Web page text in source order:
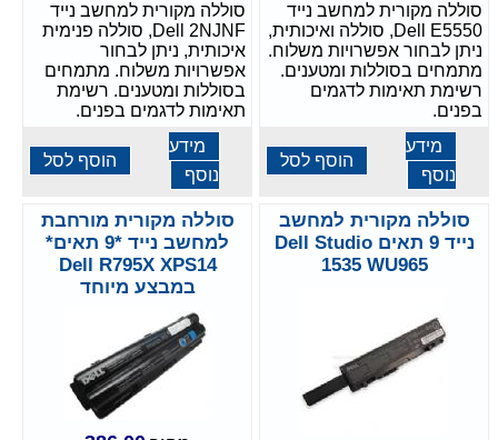
סוללה מקורית למחשב נייד
Dell E5550, סוללה ואיכותית,
ניתן לבחור אפשרויות משלוח.
מתמחים בסוללות ומטענים.
רשימת תאימות לדגמים
בפנים.
מידע
נוסף
הוסף לסל
סוללה מקורית למחשב נייד
Dell 2NJNF, סוללה פנימית
איכותית, ניתן לבחור
אפשרויות משלוח. מתמחים
בסוללות ומטענים. רשימת
תאימות לדגמים בפנים.
מידע
נוסף
הוסף לסל
סוללה מקורית למחשב
נייד 9 תאים Dell Studio
1535 WU965
סוללה מקורית מורחבת
למחשב נייד *9 תאים*
Dell R795X XPS14
במבצע מיוחד